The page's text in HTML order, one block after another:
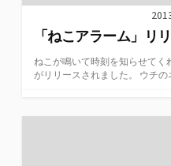
「ねこアラーム」リ
ねこが鳴いて時刻を知らせてく
がリリースされました。 ウチの